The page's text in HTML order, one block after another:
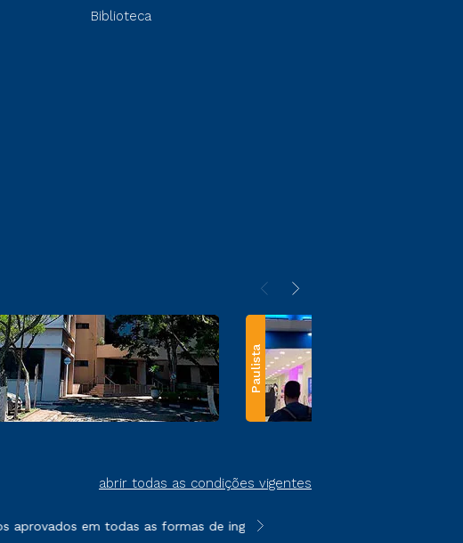
Biblioteca
Paulista
abrir todas as condições vigentes
em todas as formas de ingresso, exceto na prova on-line ou
**Semipresencial e EAD são